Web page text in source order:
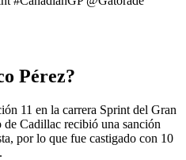
Pérez?
11 en la carrera Sprint del Gran
Cadillac recibió una sanción
por lo que fue castigado con 10